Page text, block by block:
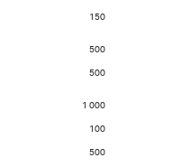
150
500
500
1 000
100
500